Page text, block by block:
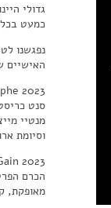
גדולי
כמעט בכל
האישיים
2023
וסיומת
2023
הכרם
מאופקת,